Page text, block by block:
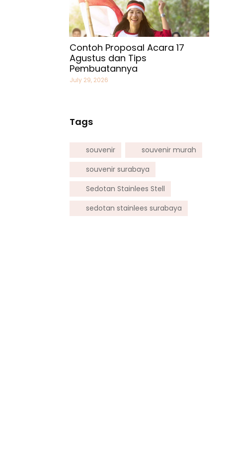
Contoh Proposal Acara 17
Agustus dan Tips
Pembuatannya
July 29, 2026
Tags
souvenir
souvenir murah
souvenir surabaya
Sedotan Stainlees Stell
sedotan stainlees surabaya